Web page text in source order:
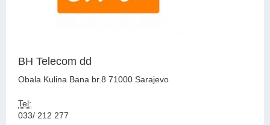
BH Telecom dd
Obala Kulina Bana br.8 71000 Sarajevo
Tel:
033/ 212 277